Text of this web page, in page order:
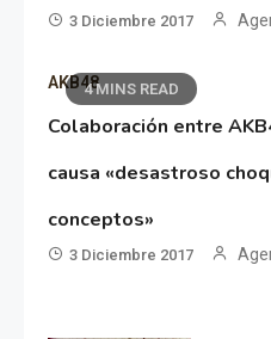
3 Diciembre 2017
4 MINS READ
AKB48
Colaboración entre
causa «desastroso
conceptos»
3 Diciembre 2017